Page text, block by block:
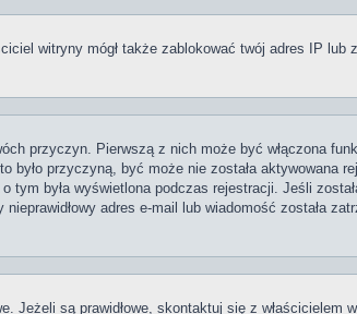
witryny mógł także zablokować twój adres IP
przyczyn. Pierwszą z nich może być włączona
przyczyną, być może nie została aktywowana
była wyświetlona podczas rejestracji. Jeśli
adres e-mail lub wiadomość została
Jeżeli są prawidłowe, skontaktuj się z